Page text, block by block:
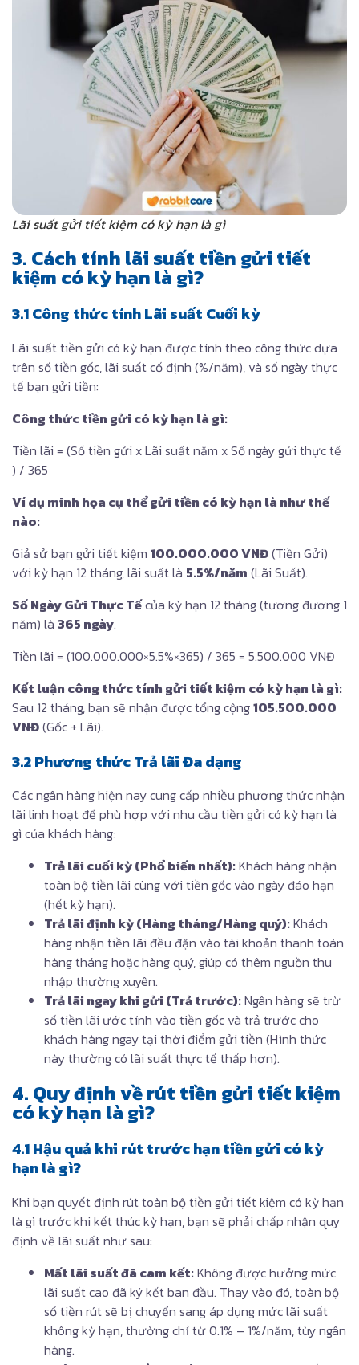
Lãi suất gửi tiết kiệm có kỳ hạn là gì
3. Cách tính lãi suất tiền gửi tiết
kiệm có kỳ hạn là gì?
3.1 Công thức tính Lãi suất Cuối kỳ
Lãi suất tiền gửi có kỳ hạn được tính theo công thức dựa
trên số tiền gốc, lãi suất cố định (%/năm), và số ngày thực
tế bạn gửi tiền:
Công thức tiền gửi có kỳ hạn là gì:
Tiền lãi = (Số tiền gửi x Lãi suất năm x Số ngày gửi thực tế
) / 365
Ví dụ minh họa cụ thể gửi tiền có kỳ hạn là như thế
nào:
Giả sử bạn gửi tiết kiệm 100.000.000 VNĐ(Tiền Gửi)
với kỳ hạn 12 tháng, lãi suất là 5.5%/năm (Lãi Suất).
Số Ngày Gửi Thực Tếcủa kỳ hạn 12 tháng (tương đương 1
năm) là 365 ngày.
Tiền lãi = (100.000.000×5.5%×365​) / 365 = 5.500.000 VNĐ
Kết luận công thức tính gửi tiết kiệm có kỳ hạn là gì:
Sau 12 tháng, bạn sẽ nhận được tổng cộng105.500.000
VNĐ(Gốc + Lãi).
3.2 Phương thức Trả lãi Đa dạng
Các ngân hàng hiện nay cung cấp nhiều phương thức nhận
lãi linh hoạt để phù hợp với nhu cầu tiền gửi có kỳ hạn là
gì của khách hàng:
Trả lãi cuối kỳ (Phổ biến nhất):Khách hàng nhận
toàn bộ tiền lãi cùng với tiền gốc vào ngày đáo hạn
(hết kỳ hạn).
Trả lãi định kỳ (Hàng tháng/Hàng quý):Khách
hàng nhận tiền lãi đều đặn vào tài khoản thanh toán
hàng tháng hoặc hàng quý, giúp có thêm nguồn thu
nhập thường xuyên.
Trả lãi ngay khi gửi (Trả trước):Ngân hàng sẽ trừ
số tiền lãi ước tính vào tiền gốc và trả trước cho
khách hàng ngay tại thời điểm gửi tiền (Hình thức
này thường có lãi suất thực tế thấp hơn).
4. Quy định về rút tiền gửi tiết kiệm
có kỳ hạn là gì?
4.1 Hậu quả khi rút trước hạn tiền gửi có kỳ
hạn là gì?
Khi bạn quyết định rút toàn bộ tiền gửi tiết kiệm có kỳ hạn
là gì trước khi kết thúc kỳ hạn, bạn sẽ phải chấp nhận quy
định về lãi suất như sau:
Mất lãi suất đã cam kết:Không được hưởng mức
lãi suất cao đã ký kết ban đầu. Thay vào đó, toàn bộ
số tiền rút sẽ bị chuyển sang áp dụng mức lãi suất
không kỳ hạn, thường chỉ từ 0.1% – 1%/năm, tùy ngân
hàng.